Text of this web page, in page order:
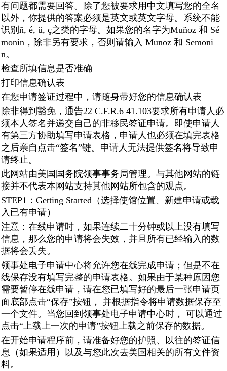
有问题都需要回答。除了您被要求用中文填写您的全名
以外，你提供的答案必须是英文或英文字母。系统不能
识别ñ, é, ü, ç之类的字母。如果您的名字为Muñoz 和 Sé
monin，除非另有要求，否则请输入 Munoz 和 Semoni
n。
检查所填信息是否准确
打印信息确认表
在您申请签证过程中，请随身带好您的信息确认表
除非得到豁免，通告22 C.F.R.6 41.103要求所有申请人必
须本人签名并递交自己的非移民签证申请。即使申请人
有第三方协助填写申请表格，申请人也必须在填完表格
之后亲自点击“签名”键。申请人无法提供签名将导致申
请终止。
此网站由美国国务院领事事务局管理。与其他网站的链
接并不代表本网站支持其他网站所包含的观点。
STEP1：Getting Started（选择使馆位置、新建申请或载
入已有申请）
注意：在线申请时，如果连续二十分钟或以上没有填写
信息，那么您的申请将会失效，并且所有已经输入的数
据将会丢失。
领事处电子申请中心将允许您在线完成申请；但是不在
线保存没有填写完整的申请表格。如果由于某种原因您
需要暂停在线申请，请在您已填写好的最后一张申请页
面底部点击“保存”按钮， 并根据指令将申请数据保存至
一个文件。当您回到领事处电子申请中心时， 可以通过
点击“上载上一次的申请”按钮上载之前保存的数据。
在开始申请程序前，请准备好您的护照、以往的签证信
息（如果适用）以及与您此次去美国相关的所有文件资
料。